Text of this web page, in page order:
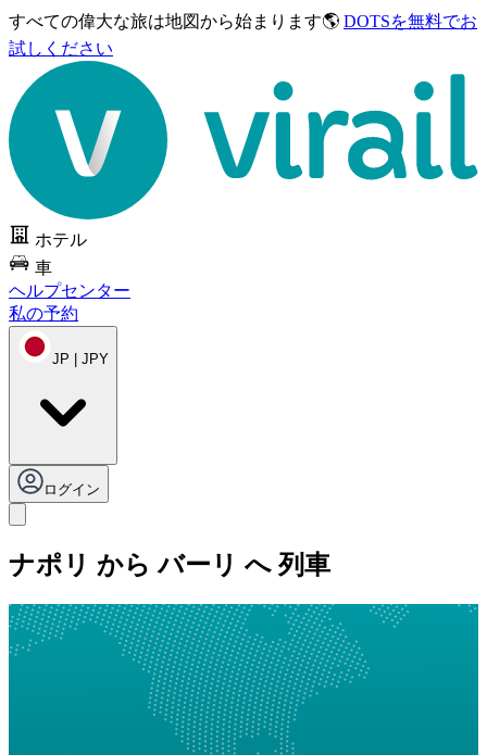
すべての偉大な旅は地図から始まります🌎 DOTSを無料でお
試しください
ホテル
車
ヘルプセンター
私の予約
JP | JPY
ログイン
ナポリ から バーリ へ 列車